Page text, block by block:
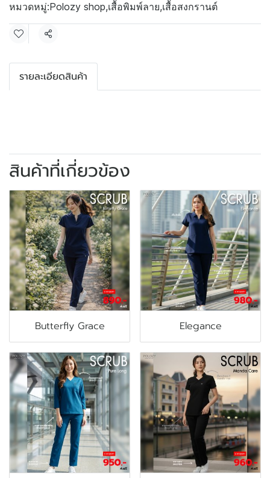
หมวดหมู่:Polozy shop,เสื้อพิมพ์ลาย,เสื้อสงกรานต์
แชร์
รายละเอียดสินค้า
สินค้าที่เกี่ยวข้อง
Butterfly Grace Elegance